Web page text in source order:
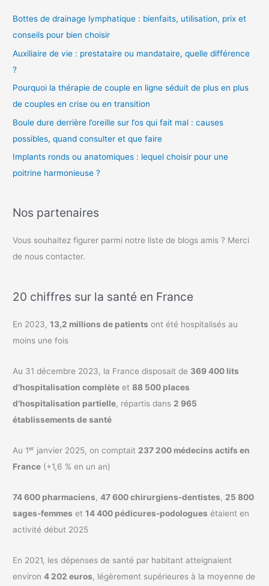
Bottes de drainage lymphatique : bienfaits, utilisation, prix et
conseils pour bien choisir
Auxiliaire de vie : prestataire ou mandataire, quelle différence
?
Pourquoi la thérapie de couple en ligne séduit de plus en plus
de couples en crise ou en transition
Boule dure derrière l’oreille sur l’os qui fait mal : causes
possibles, quand consulter et que faire
Implants ronds ou anatomiques : lequel choisir pour une
poitrine harmonieuse ?
Nos partenaires
Vous souhaitez figurer parmi notre liste de blogs amis ? Merci
de nous contacter.
20 chiffres sur la santé en France
En 2023,13,2 millions de patients ont été hospitalisés au
moins une fois
Au 31 décembre 2023, la France disposait de 369 400 lits
d’hospitalisation complète et88 500 places
d’hospitalisation partielle, répartis dans 2 965
établissements de santé
Au 1ᵉʳ janvier 2025, on comptait 237 200 médecins actifs en
France (+1,6 % en un an)
74 600 pharmaciens,47 600 chirurgiens-dentistes, 25 800
sages-femmes et14 400 pédicures-podologues étaient en
activité début 2025
En 2021, les dépenses de santé par habitant atteignaient
environ4 202 euros, légèrement supérieures à la moyenne de